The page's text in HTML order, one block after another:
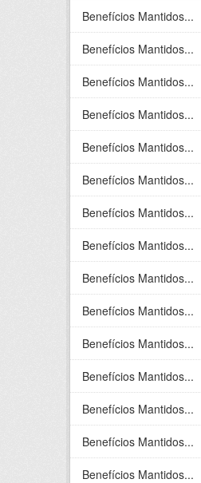
Benefícios Mantidos...
Benefícios Mantidos...
Benefícios Mantidos...
Benefícios Mantidos...
Benefícios Mantidos...
Benefícios Mantidos...
Benefícios Mantidos...
Benefícios Mantidos...
Benefícios Mantidos...
Benefícios Mantidos...
Benefícios Mantidos...
Benefícios Mantidos...
Benefícios Mantidos...
Benefícios Mantidos...
Benefícios Mantidos...